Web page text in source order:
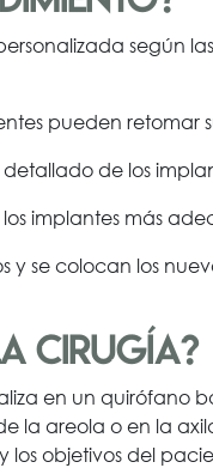
según
pueden retomar
detallado de los
los implantes más
y se colocan los
cirugía?
en un quirófano
la areola o en la
los objetivos del